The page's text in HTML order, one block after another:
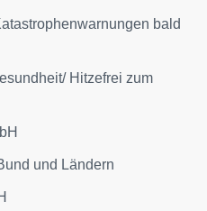
bald
Hitzefrei zum
und Ländern